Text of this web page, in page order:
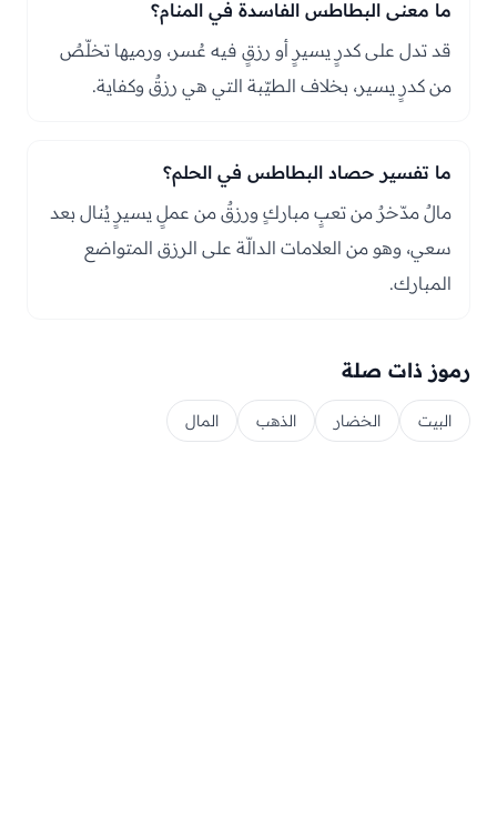
ما معنى البطاطس الفاسدة في المنام؟
قد تدل على كدرٍ يسيرٍ أو رزقٍ فيه عُسر، ورميها تخلّصٌ
من كدرٍ يسير، بخلاف الطيّبة التي هي رزقٌ وكفاية.
ما تفسير حصاد البطاطس في الحلم؟
مالٌ مدّخرٌ من تعبٍ مباركٍ ورزقٌ من عملٍ يسيرٍ يُنال بعد
سعي، وهو من العلامات الدالّة على الرزق المتواضع
المبارك.
رموز ذات صلة
البيت الخضار الذهب المال